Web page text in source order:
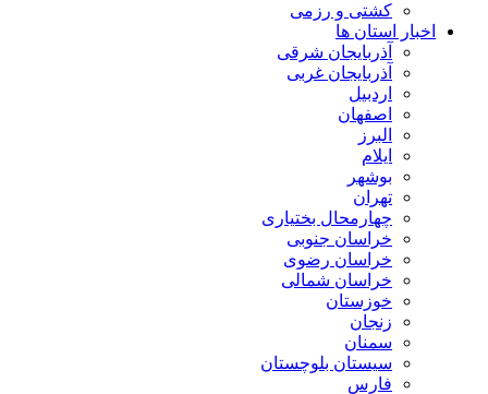
کشتی و رزمی
اخبار استان ها
آذربایجان شرقی
آذربایجان غربی
اردبیل
اصفهان
البرز
ایلام
بوشهر
تهران
چهارمحال بختیاری
خراسان جنوبی
خراسان رضوی
خراسان شمالی
خوزستان
زنجان
سمنان
سیستان بلوچستان
فارس